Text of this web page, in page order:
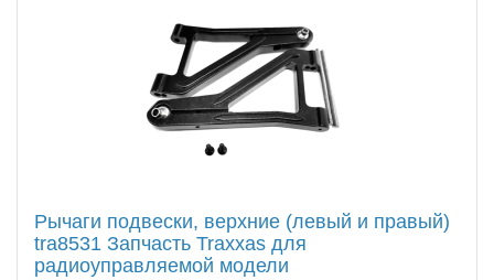
Рычаги подвески, верхние (левый и правый)
tra8531 Запчасть Traxxas для
радиоуправляемой модели